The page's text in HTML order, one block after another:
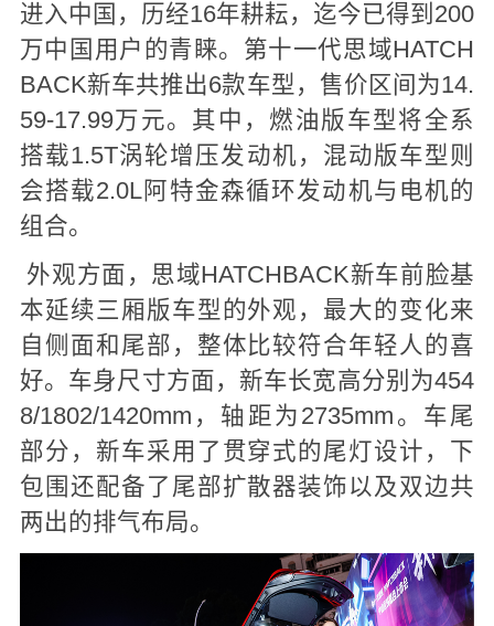
进入中国，历经16年耕耘，迄今已得到200
万中国用户的青睐。第十一代思域HATCH
BACK新车共推出6款车型，售价区间为14.
59-17.99万元。其中，燃油版车型将全系
搭载1.5T涡轮增压发动机，混动版车型则
会搭载2.0L阿特金森循环发动机与电机的
组合。
外观方面，思域HATCHBACK新车前脸基
本延续三厢版车型的外观，最大的变化来
自侧面和尾部，整体比较符合年轻人的喜
好。车身尺寸方面，新车长宽高分别为454
8/1802/1420mm，轴距为2735mm。车尾
部分，新车采用了贯穿式的尾灯设计，下
包围还配备了尾部扩散器装饰以及双边共
两出的排气布局。